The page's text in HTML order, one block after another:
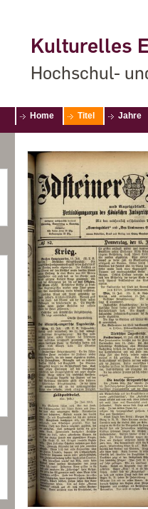
Kulturelles
Hochschul-
Home Titel Jahre